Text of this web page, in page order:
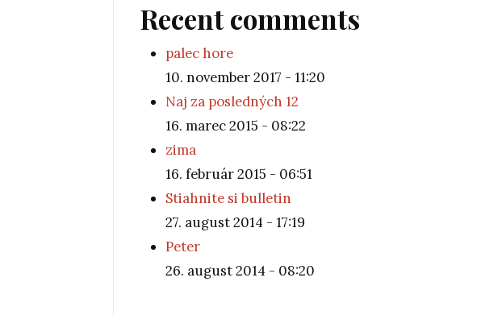
Recent comments
palec hore
10. november 2017 - 11:20
Naj za posledných 12
16. marec 2015 - 08:22
zima
16. február 2015 - 06:51
Stiahnite si bulletin
27. august 2014 - 17:19
Peter
26. august 2014 - 08:20